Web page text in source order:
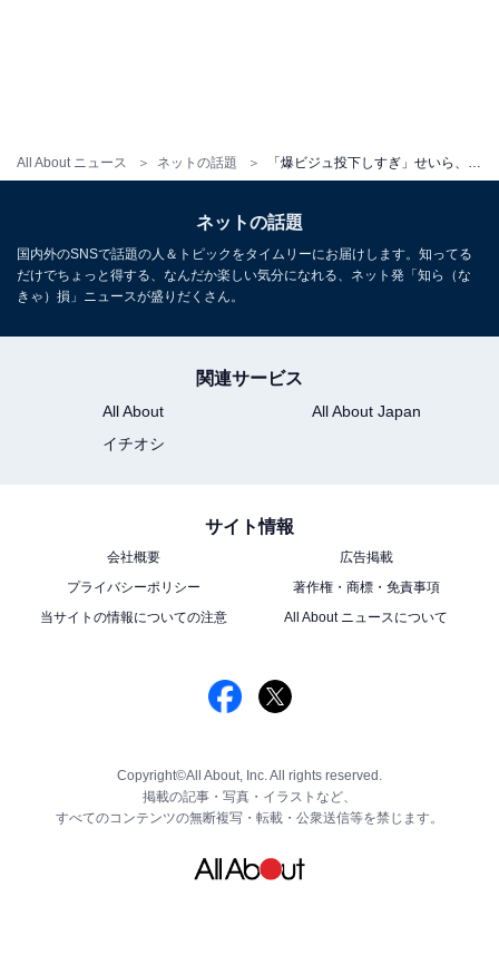
All About ニュース ネットの話題
ネットの話題
国内外のSNSで話題の人＆トピックをタイムリーにお届けします。知ってる
だけでちょっと得する、なんだか楽しい気分になれる、ネット発「知ら（な
きゃ）損」ニュースが盛りだくさん。
関連サービス
All About
All About Japan
イチオシ
サイト情報
会社概要
広告掲載
プライバシーポリシー
著作権・商標・免責事項
当サイトの情報についての注意
All About ニュースについて
Copyright©All About, Inc. All rights reserved.
掲載の記事・写真・イラストなど、
すべてのコンテンツの無断複写・転載・公衆送信等を禁じます。